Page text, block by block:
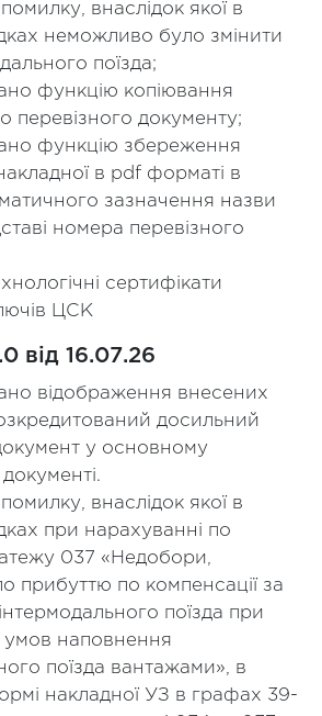
внаслідок якої в
неможливо було змінити
поїзда;
функцію копіювання
перевізного документу;
функцію збереження
в pdf форматі в
зазначення назви
номера перевізного
сертифікати
ЦСК
від 16.07.26
відображення внесених
досильний
у основному
внаслідок якої в
при нарахуванні по
037 «Недобори,
прибуттю по компенсації за
поїзда при
умов наповнення
поїзда вантажами», в
накладної УЗ в графах 39-